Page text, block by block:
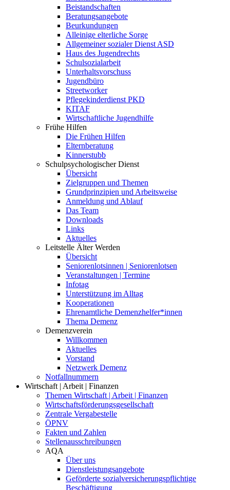
Beistandschaften
Beratungsangebote
Beurkundungen
Alleinige elterliche Sorge
Allgemeiner sozialer Dienst ASD
Haus des Jugendrechts
Schulsozialarbeit
Unterhaltsvorschuss
Jugendbüro
Streetworker
Pflegekinderdienst PKD
KITAF
Wirtschaftliche Jugendhilfe
Frühe Hilfen
Die Frühen Hilfen
Elternberatung
Kinnerstubb
Schulpsychologischer Dienst
Übersicht
Zielgruppen und Themen
Grundprinzipien und Arbeitsweise
Anmeldung und Ablauf
Das Team
Downloads
Links
Aktuelles
Leitstelle Älter Werden
Übersicht
Seniorenlotsinnen | Seniorenlotsen
Veranstaltungen | Termine
Infotag
Unterstützung im Alltag
Kooperationen
Ehrenamtliche Demenzhelfer*innen
Thema Demenz
Demenzverein
Willkommen
Aktuelles
Vorstand
Netzwerk Demenz
Notfallnummern
Wirtschaft | Arbeit | Finanzen
Themen Wirtschaft | Arbeit | Finanzen
Wirtschaftsförderungsgesellschaft
Zentrale Vergabestelle
ÖPNV
Fakten und Zahlen
Stellenausschreibungen
AQA
Über uns
Dienstleistungsangebote
Geförderte sozialversicherungspflichtige
Beschäftigung